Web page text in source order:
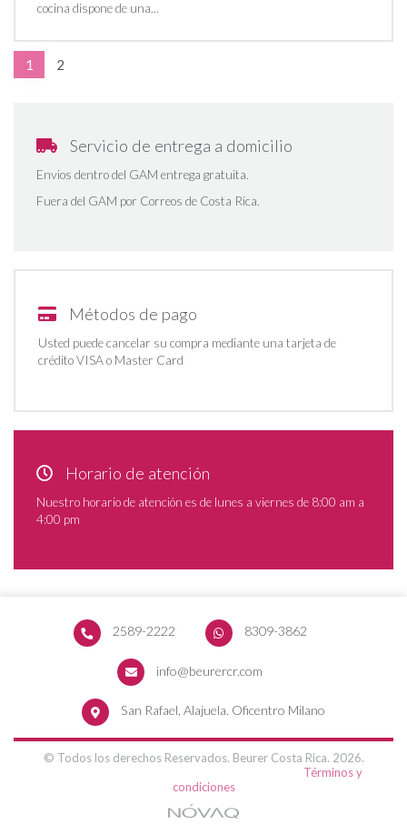
cocina dispone de una...
1 2
Servicio de entrega a domicilio
Envios dentro del GAM entrega gratuita.
Fuera del GAM por Correos de Costa Rica.
Métodos de pago
Usted puede cancelar su compra mediante una tarjeta de
crédito VISA o Master Card
Horario de atención
Nuestro horario de atención es de lunes a viernes de 8:00 am a
4:00 pm
2589-2222 8309-3862
info@beurercr.com
San Rafael, Alajuela. Oficentro Milano
© Todos los derechos Reservados. Beurer Costa Rica. 2026.
Términos y
condiciones